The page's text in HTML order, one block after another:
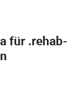
für .rehab-